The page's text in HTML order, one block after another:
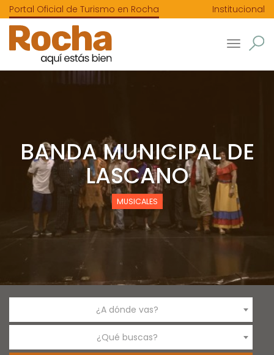
Portal Oficial de Turismo en Rocha Institucional
Toggle
BANDA MUNICIPAL DE
LASCANO
MUSICALES
¿A dónde vas?
¿Qué buscas?